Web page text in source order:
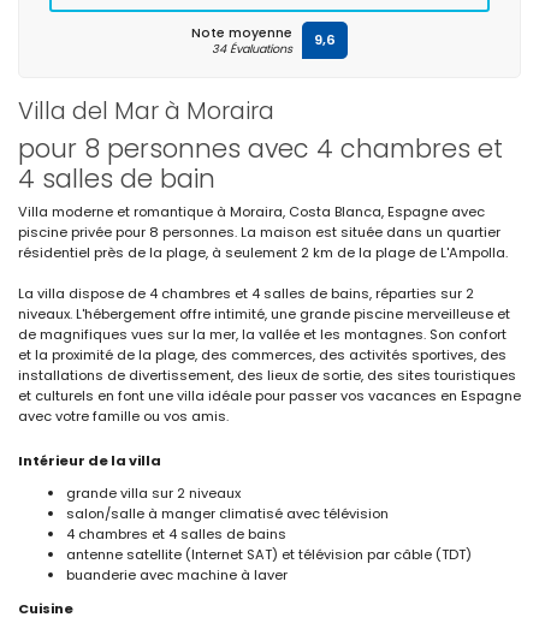
Villa del Mar à Moraira
pour 8 personnes avec 4 chambres et
4 salles de bain
Villa moderne et romantique à Moraira, Costa Blanca, Espagne avec
piscine privée pour 8 personnes. La maison est située dans un quartier
résidentiel près de la plage, à seulement 2 km de la plage de L'Ampolla.
La villa dispose de 4 chambres et 4 salles de bains, réparties sur 2
niveaux. L'hébergement offre intimité, une grande piscine merveilleuse et
de magnifiques vues sur la mer, la vallée et les montagnes. Son confort
et la proximité de la plage, des commerces, des activités sportives, des
installations de divertissement, des lieux de sortie, des sites touristiques
et culturels en font une villa idéale pour passer vos vacances en Espagne
avec votre famille ou vos amis.
Intérieur de la villa
grande villa sur 2 niveaux
salon/salle à manger climatisé avec télévision
4 chambres et 4 salles de bains
antenne satellite (Internet SAT) et télévision par câble (TDT)
buanderie avec machine à laver
Cuisine
Note moyenne
34 Évaluations 9,6